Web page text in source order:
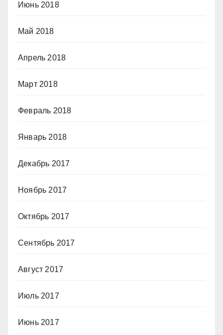
Июнь 2018
Май 2018
Апрель 2018
Март 2018
Февраль 2018
Январь 2018
Декабрь 2017
Ноябрь 2017
Октябрь 2017
Сентябрь 2017
Август 2017
Июль 2017
Июнь 2017